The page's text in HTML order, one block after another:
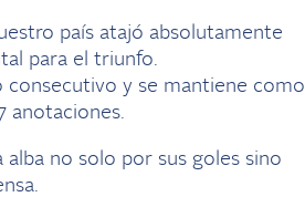
país atajó absolutamente
para el triunfo.
y se mantiene como
anotaciones.
alba no solo por sus goles sino